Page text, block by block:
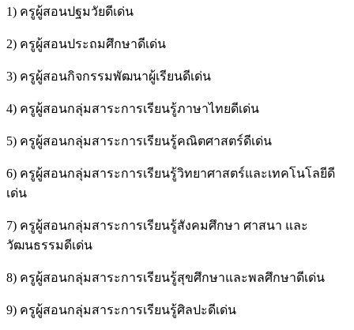
1) ครูผู้สอนปฐมวัยดีเด่น
2) ครูผู้สอนประถมศึกษาดีเด่น
3) ครูผู้สอนกิจกรรมพัฒนาผู้เรียนดีเด่น
4) ครูผู้สอนกลุ่มสาระการเรียนรู้ภาษาไทยดีเด่น
5) ครูผู้สอนกลุ่มสาระการเรียนรู้คณิตศาสตร์ดีเด่น
6) ครูผู้สอนกลุ่มสาระการเรียนรู้วิทยาศาสตร์และเทคโนโลยีดี
เด่น
7) ครูผู้สอนกลุ่มสาระการเรียนรู้สังคมศึกษา ศาสนา และ
วัฒนธรรมดีเด่น
8) ครูผู้สอนกลุ่มสาระการเรียนรู้สุขศึกษาและพลศึกษาดีเด่น
9) ครูผู้สอนกลุ่มสาระการเรียนรู้ศิลปะดีเด่น